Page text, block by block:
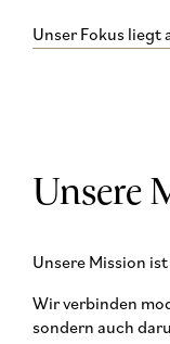
Unser Fokus
Unsere
Unsere Mission
Wir verbinden
sondern auch